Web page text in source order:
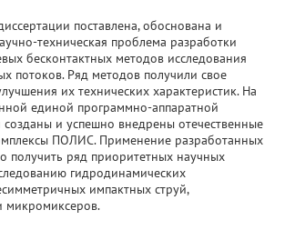
поставлена, обоснована и
техническая проблема разработки
бесконтактных методов исследования
потоков. Ряд методов получили свое
их технических характеристик. На
единой программно-аппаратной
и успешно внедрены отечественные
ПОЛИС. Применение разработанных
получить ряд приоритетных научных
гидродинамических
импактных струй,
микромиксеров.